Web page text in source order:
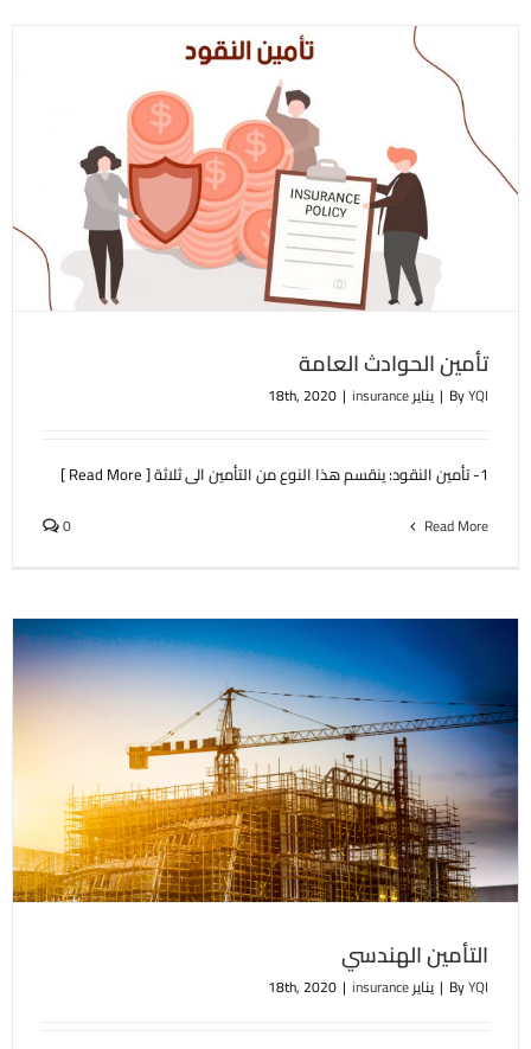
تأمين الحوادث العامة
ByYQI
| يناير 18th, 2020 | insurance
1- تأمين النقود: ينقسم هذا النوع من التأمين الى ثلاثة [ Read More ]
Read More
0
التأمين الهندسي
ByYQI
| يناير 18th, 2020 | insurance